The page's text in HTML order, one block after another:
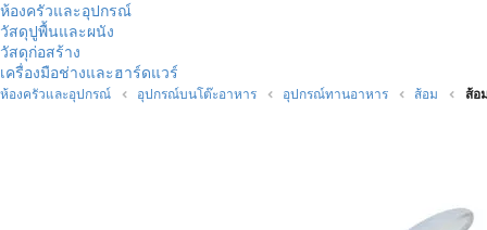
ห้องครัวและอุปกรณ์
วัสดุปูพื้นและผนัง
วัสดุก่อสร้าง
เครื่องมือช่างและฮาร์ดแวร์
ห้องครัวและอุปกรณ์ อุปกรณ์บนโต๊ะอาหาร อุปกรณ์ทานอาหาร ส้อม ส้อ